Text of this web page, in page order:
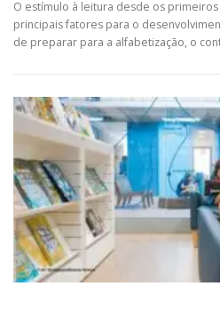
O estímulo à leitura desde os
principais fatores para o
de preparar para a alfabetização, o